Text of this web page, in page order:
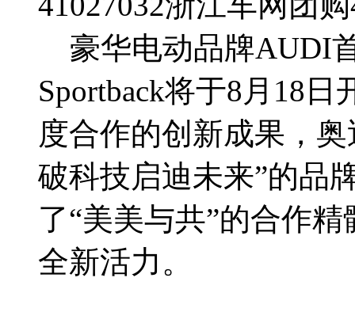
豪华电动品牌AUDI
Sportback将于8月18
度合作的创新成果，奥
破科技启迪未来”的品
了“美美与共”的合作
全新活力。